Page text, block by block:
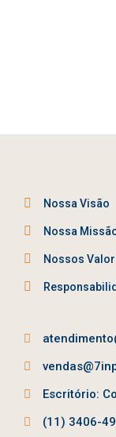
Nossa Visão
Nossa
Nossos
Escritório:
(11) 3406-